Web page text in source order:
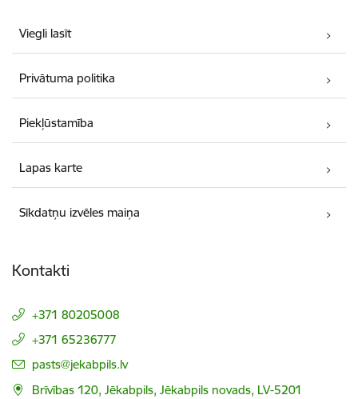
Viegli lasīt
Privātuma politika
Piekļūstamība
Lapas karte
Sīkdatņu izvēles maiņa
Kontakti
+371 80205008
+371 65236777
E-pasts:
pasts@jekabpils.lv
Brīvības 120, Jēkabpils, Jēkabpils novads, LV-5201